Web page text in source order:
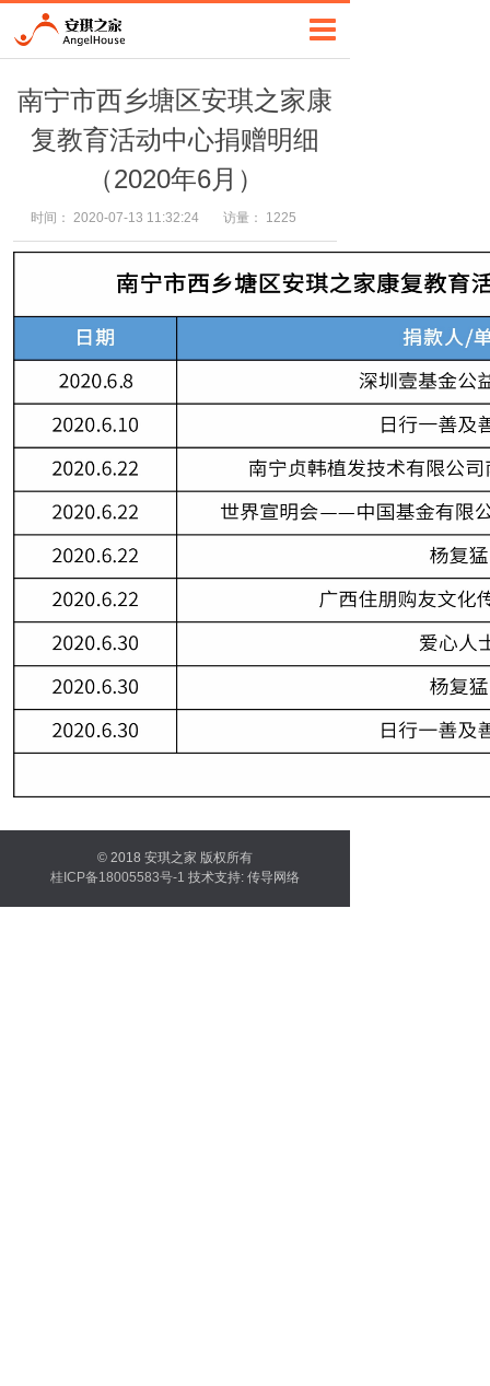
南宁市西乡塘区安琪之家康
复教育活动中心捐赠明细
（2020年6月）
时间： 2020-07-13 11:32:24 访量： 1225
© 2018 安琪之家 版权所有
桂ICP备18005583号-1 技术支持: 传导网络